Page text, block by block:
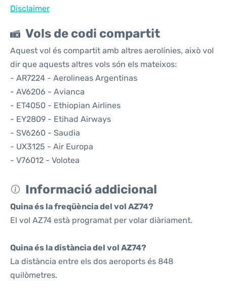
Disclaimer
Vols de codi compartit
Aquest vol és compartit amb altres aerolínies, això vol
dir que aquests altres vols són els mateixos:
- AR7224 - Aerolineas Argentinas
- AV6206 - Avianca
- ET4050 - Ethiopian Airlines
- EY2809 - Etihad Airways
- SV6260 - Saudia
- UX3125 - Air Europa
- V76012 - Volotea
Informació addicional
Quina és la freqüència del vol AZ74?
El vol AZ74 està programat per volar diàriament.
Quina és la distància del vol AZ74?
La distància entre els dos aeroports és 848
quilòmetres.